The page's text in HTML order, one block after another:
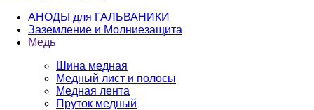
АНОДЫ для ГАЛЬВАНИКИ
Заземление и Молниезащита
Медь
Шина медная
Медный лист и полосы
Медная лента
Пруток медный